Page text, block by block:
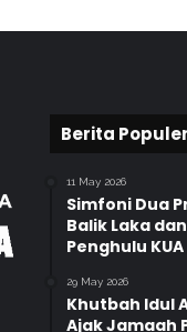
l
eBerita Populer
11 May 2026
Simfoni Dua
Balik Laka
Penghulu
29 May 2026
Khutbah Idul
Ajak Jamaah